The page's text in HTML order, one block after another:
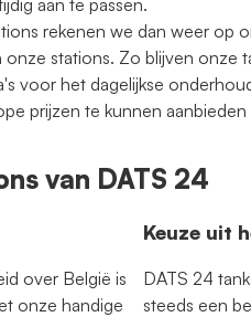
aan te passen.
rekenen we dan weer op
stations. Zo blijven onze
voor het dagelijkse
prijzen te kunnen aanbieden
van DATS 24
over België is
onze handige
Keuze uit
DATS 24
steeds een